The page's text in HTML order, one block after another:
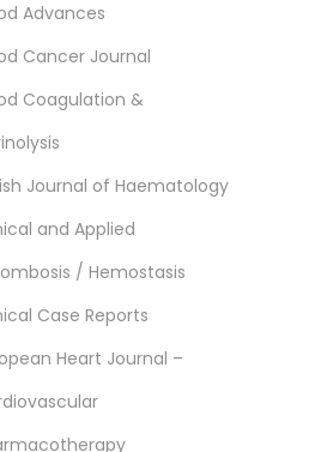
Advances
Cancer Journal
Coagulation &
Journal of Haematology
and Applied
/ Hemostasis
Case Reports
Heart Journal –